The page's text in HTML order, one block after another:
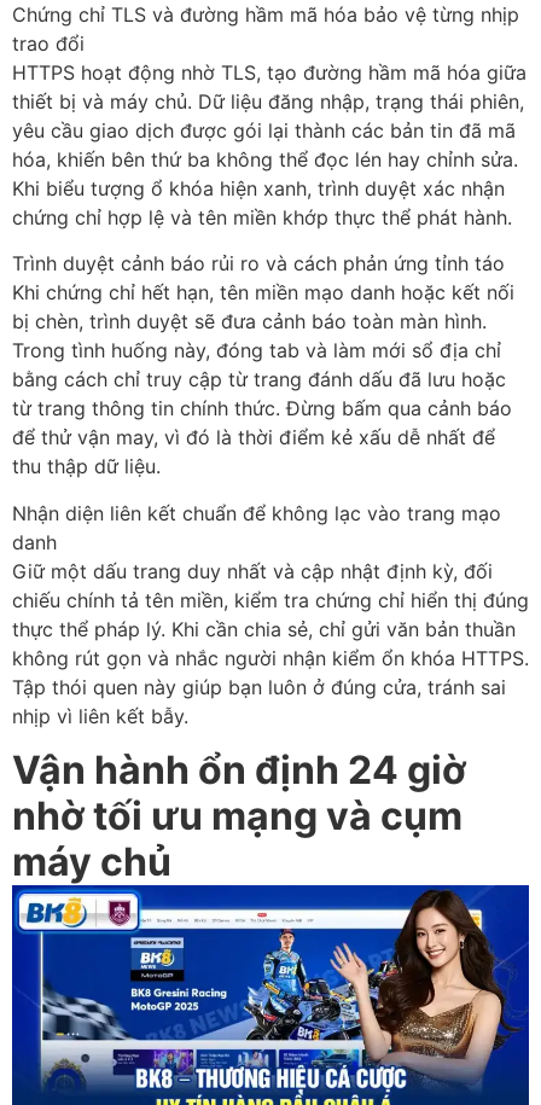
Chứng chỉ TLS và đường hầm mã hóa bảo vệ từng nhịp
trao đổi
HTTPS hoạt động nhờ TLS, tạo đường hầm mã hóa giữa
thiết bị và máy chủ. Dữ liệu đăng nhập, trạng thái phiên,
yêu cầu giao dịch được gói lại thành các bản tin đã mã
hóa, khiến bên thứ ba không thể đọc lén hay chỉnh sửa.
Khi biểu tượng ổ khóa hiện xanh, trình duyệt xác nhận
chứng chỉ hợp lệ và tên miền khớp thực thể phát hành.
Trình duyệt cảnh báo rủi ro và cách phản ứng tỉnh táo
Khi chứng chỉ hết hạn, tên miền mạo danh hoặc kết nối
bị chèn, trình duyệt sẽ đưa cảnh báo toàn màn hình.
Trong tình huống này, đóng tab và làm mới sổ địa chỉ
bằng cách chỉ truy cập từ trang đánh dấu đã lưu hoặc
từ trang thông tin chính thức. Đừng bấm qua cảnh báo
để thử vận may, vì đó là thời điểm kẻ xấu dễ nhất để
thu thập dữ liệu.
Nhận diện liên kết chuẩn để không lạc vào trang mạo
danh
Giữ một dấu trang duy nhất và cập nhật định kỳ, đối
chiếu chính tả tên miền, kiểm tra chứng chỉ hiển thị đúng
thực thể pháp lý. Khi cần chia sẻ, chỉ gửi văn bản thuần
không rút gọn và nhắc người nhận kiểm ổn khóa HTTPS.
Tập thói quen này giúp bạn luôn ở đúng cửa, tránh sai
nhịp vì liên kết bẫy.
Vận hành ổn định 24 giờ
nhờ tối ưu mạng và cụm
máy chủ